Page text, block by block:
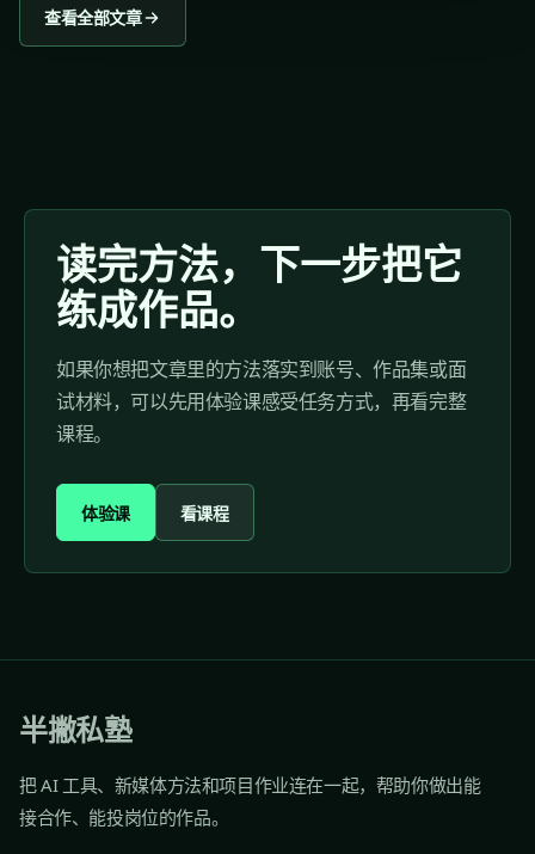
查看全部文章
读完方法，下一步把它
练成作品。
如果你想把文章里的方法落实到账号、作品集或面
试材料，可以先用体验课感受任务方式，再看完整
课程。
体验课 看课程
半撇私塾
把 AI 工具、新媒体方法和项目作业连在一起，帮助你做出能
接合作、能投岗位的作品。